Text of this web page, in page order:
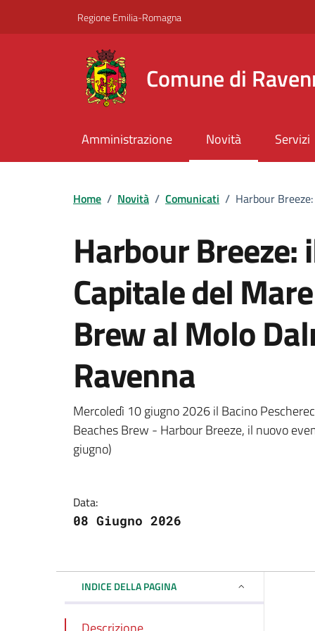
Regione Emilia-Romagna
Comune di
Amministrazione Novità Servizi
Home / Novità / Comunicati / Harbour
Harbour Breeze:
Capitale del
Brew al Molo
Ravenna
Dettagli della
Mercoledì 10 giugno 2026 il Bacino
Beaches Brew - Harbour Breeze, il nuovo
giugno)
Data:
08 Giugno 2026
INDICE DELLA PAGINA